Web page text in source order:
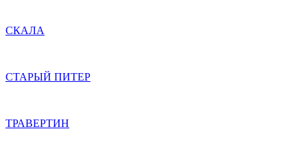
СКАЛА
СТАРЫЙ ПИТЕР
ТРАВЕРТИН